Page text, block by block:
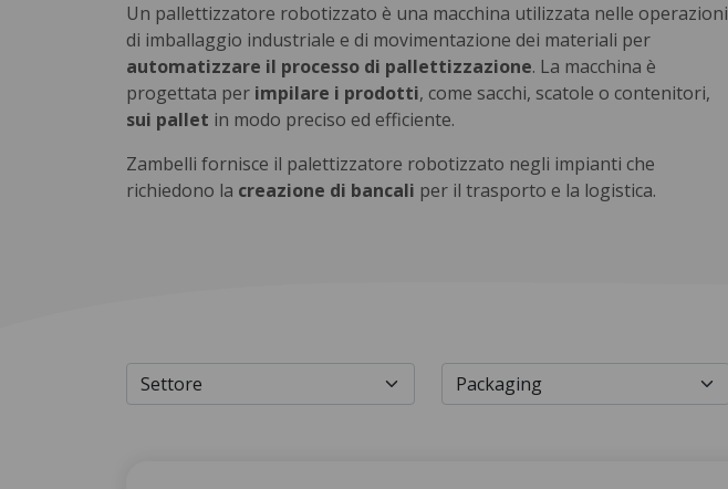
Un pallettizzatore robotizzato è una macchina utilizzata nelle operazioni
di imballaggio industriale e di movimentazione dei materiali per
automatizzare il processo di pallettizzazione. La macchina è
progettata per impilare i prodotti, come sacchi, scatole o contenitori,
sui pallet in modo preciso ed efficiente.
Zambelli fornisce il palettizzatore robotizzato negli impianti che
richiedono la creazione di bancali per il trasporto e la logistica.